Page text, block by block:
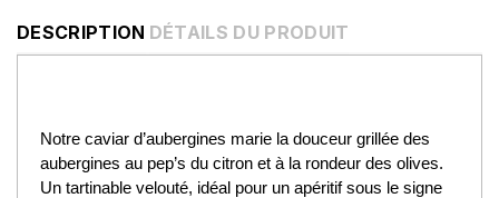
DESCRIPTION DÉTAILS DU PRODUIT
Notre caviar d’aubergines marie la douceur grillée des
aubergines au pep’s du citron et à la rondeur des olives.
Un tartinable velouté, idéal pour un apéritif sous le signe